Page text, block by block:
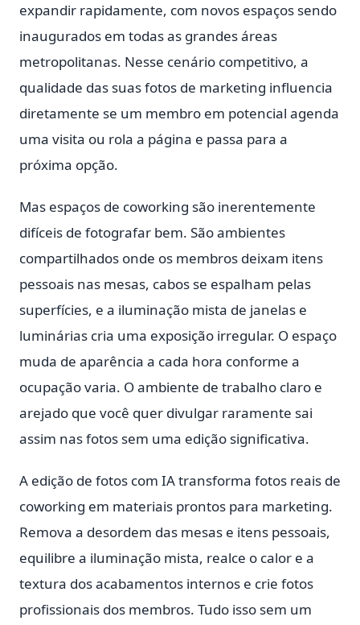
expandir rapidamente, com novos espaços sendo
inaugurados em todas as grandes áreas
metropolitanas. Nesse cenário competitivo, a
qualidade das suas fotos de marketing influencia
diretamente se um membro em potencial agenda
uma visita ou rola a página e passa para a
próxima opção.
Mas espaços de coworking são inerentemente
difíceis de fotografar bem. São ambientes
compartilhados onde os membros deixam itens
pessoais nas mesas, cabos se espalham pelas
superfícies, e a iluminação mista de janelas e
luminárias cria uma exposição irregular. O espaço
muda de aparência a cada hora conforme a
ocupação varia. O ambiente de trabalho claro e
arejado que você quer divulgar raramente sai
assim nas fotos sem uma edição significativa.
A edição de fotos com IA transforma fotos reais de
coworking em materiais prontos para marketing.
Remova a desordem das mesas e itens pessoais,
equilibre a iluminação mista, realce o calor e a
textura dos acabamentos internos e crie fotos
profissionais dos membros. Tudo isso sem um